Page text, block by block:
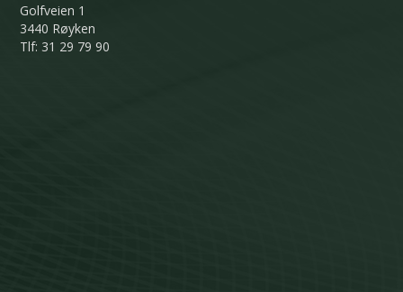
Golfveien 1
3440 Røyken
Tlf: 31 29 79 90